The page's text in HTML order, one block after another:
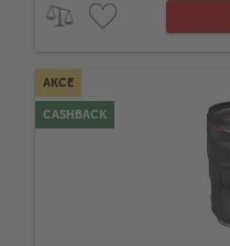
AKCE
CASHBACK